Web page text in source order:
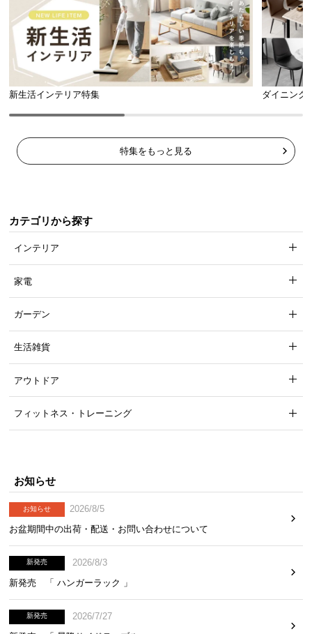
馴染みやすいニュアンスカラー
も、インテリアの邪魔にならないニュアンスカラーです。
安心して掛けられる耐荷重
本体の耐荷重は約1kg。コートなど厚手の衣類も安心して干せる設計
です。
耐荷重 約1kg
使いやすい軽量設計
新生活インテリア特集 ダイニング
特集をもっと見る
カテゴリから探す
インテリア
家電
ガーデン
生活雑貨
アウトドア
フィットネス・トレーニング
お知らせ
お知らせ
2026/8/5
お盆期間中の出荷・配送・お問い合わせについて
新発売
2026/8/3
新発売 「 ハンガーラック 」
新発売
2026/7/27